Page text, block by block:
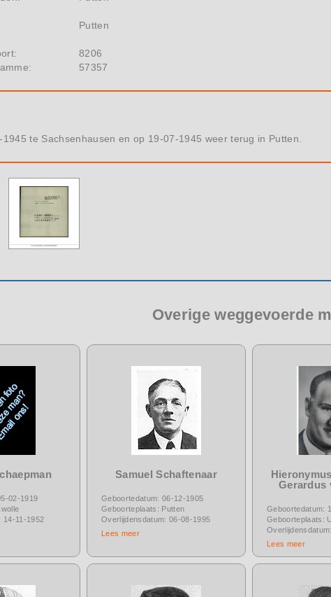
Putten
8206
57357
te Sachsenhausen en op 19-07-1945 weer terug in Putten.
Overige weggevoerde
02-1919
14-11-1952
Samuel Schaftenaar
Geboortedatum: 06-12-1905
Geboorteplaats: Putten
Overlijdensdatum: 06-08-1995
Lees meer
Gerardus
Geboortedatum:
Geboorteplaats:
Lees meer